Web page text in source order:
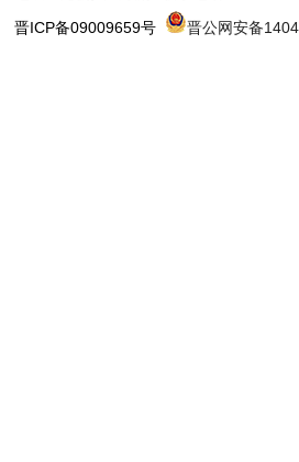
晋ICP备09009659号
晋公网安备